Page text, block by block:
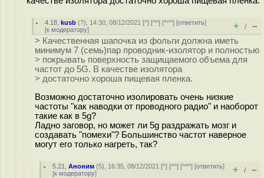
4.18 ,kusb (?), 14:30, 08/12/2021 [^] [^^] [^^^] [ответить]
[к модератору] + / –
> Качественная шапочка из фольги должна иметь
минимум 7 (семь)пар проводник-изолятор и полностью
> покрывать поверхность защищаемого объема для
частот до 5G. В качестве изолятора
> достаточно хороша пищевая пленка.
Возможно достаточно изолировать очень низкие
частоты "как наводки от проводного радио" и наоборот
такие как в 5g?
Ладно заговор, но может ли 5g раздражать мозг и
создавать "помехи"? Большинство частот наверное
могут его только нагреть, так?
5.21 ,Аноним (5), 16:35, 08/12/2021 [^] [^^] [^^^] [ответить]
[к модератору] + / –